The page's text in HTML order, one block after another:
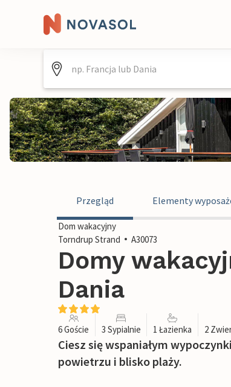
Przegląd Elementy
Dom wakacyjny
Torndrup Strand
A30073
Domy
Dania
6 Goście 3 Sypialnie 1 Łazienka 2
Ciesz się wspaniałym
powietrzu i blisko plaży.